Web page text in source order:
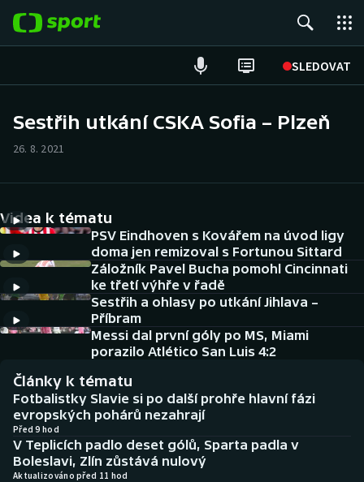
SLEDOVAT
Hokej
Tenis
Atletika
Cyklistika
DALŠÍ SPORTY
Americký fotbal
Baseball a softbal
Basketbal
Biatlon
NEPŘEHLÉDNĚTE
Soutěže
Historické návraty
Aplikace ČT sport
Sestřih utkání CSKA Sofia – Plzeň
26. 8. 2021
Videa k tématu
PSV Eindhoven s Kovářem na úvod ligy
doma jen remizoval s Fortunou Sittard
Záložník Pavel Bucha pomohl Cincinnati
ke třetí výhře v řadě
Sestřih a ohlasy po utkání Jihlava –
Příbram
Messi dal první góly po MS, Miami
porazilo Atlético San Luis 4:2
Články k tématu
Fotbalistky Slavie si po další prohře hlavní fázi
evropských pohárů nezahrají
Před 9 hod
V Teplicích padlo deset gólů, Sparta padla v
Boleslavi, Zlín zůstává nulový
Aktualizováno před 11 hod